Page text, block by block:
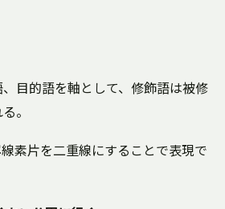
目的語を軸として、修飾語は被修
。
素片を二重線にすることで表現で